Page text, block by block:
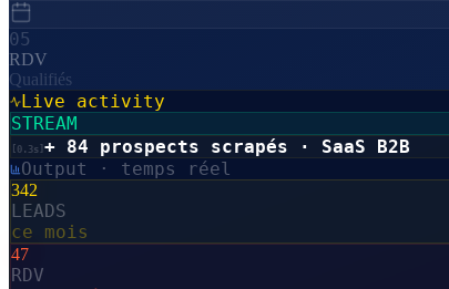
05
RDV
Qualifiés
Live activity
STREAM
0.3s + 84 prospects scrapés · SaaS B2B
Output · temps réel
342
LEADS
ce mois
47
RDV